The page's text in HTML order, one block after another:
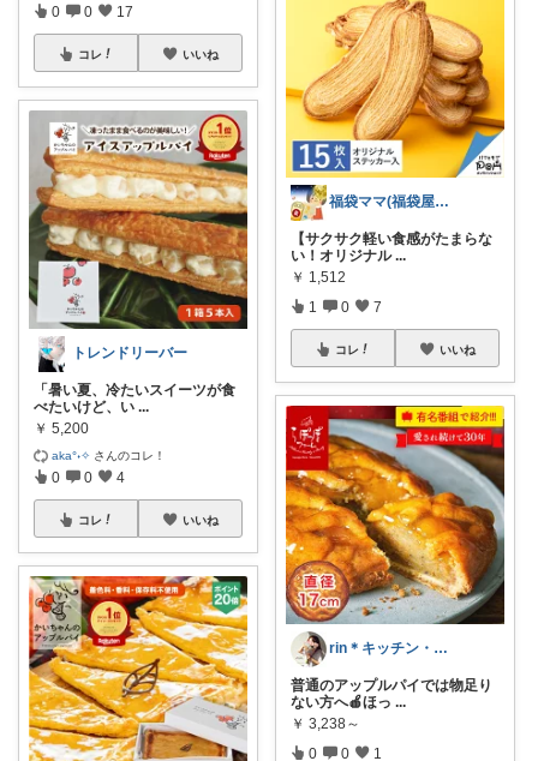
0 0 17
コレ いいね
トレンドリーバー
「暑い夏、冷たいスイーツが食
べたいけど、い ...
￥ 5,200
aka°˖✧ さんのコレ！
0 0 4
コレ いいね
福袋ママ(福袋屋)フォローワー様より購入
【サクサク軽い食感がたまらな
い！オリジナル ...
￥ 1,512
1 0 7
コレ いいね
rin＊キッチン・収納・便利・美味しい物
普通のアップルパイでは物足り
ない方へ🍎ほっ ...
￥ 3,238～
0 0 1